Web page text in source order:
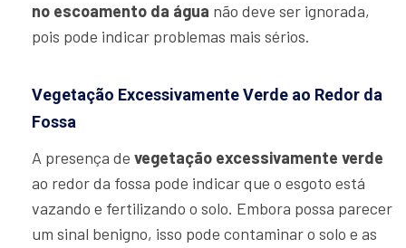
no escoamento da água não deve ser ignorada,
pois pode indicar problemas mais sérios.
Vegetação Excessivamente Verde ao Redor da
Fossa
A presença de vegetação excessivamente verde
ao redor da fossa pode indicar que o esgoto está
vazando e fertilizando o solo. Embora possa parecer
um sinal benigno, isso pode contaminar o solo e as